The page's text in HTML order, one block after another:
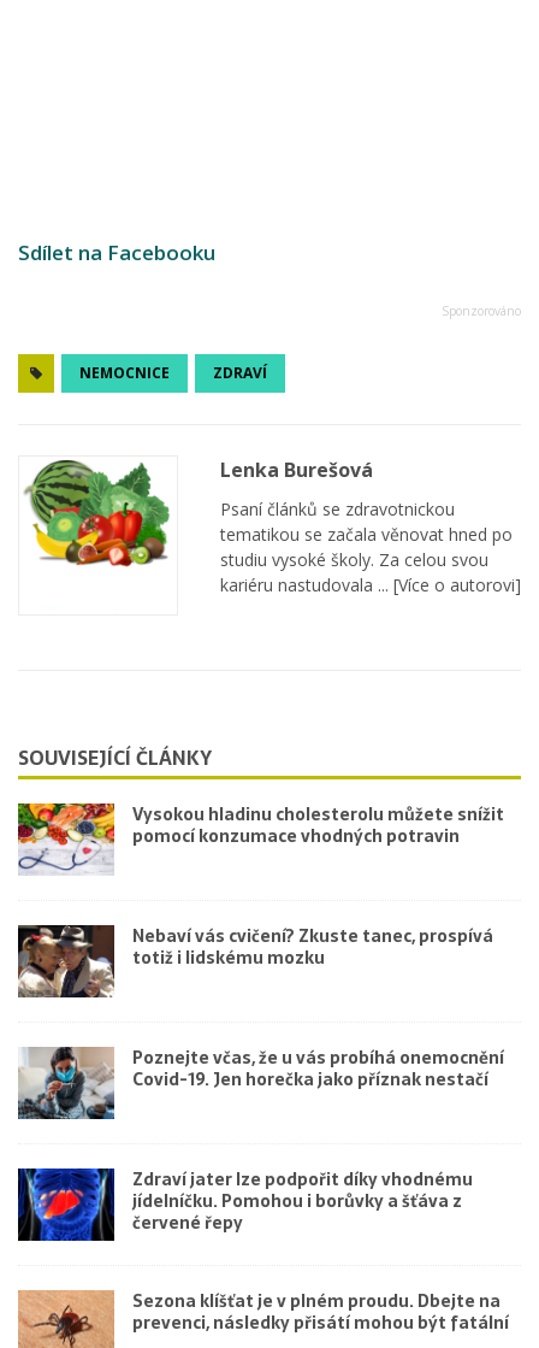
Sdílet na Facebooku
NEMOCNICE ZDRAVÍ
Lenka Burešová
Psaní článků se zdravotnickou
tematikou se začala věnovat hned po
studiu vysoké školy. Za celou svou
kariéru nastudovala ... [Více o autorovi]
SOUVISEJÍCÍ ČLÁNKY
Vysokou hladinu cholesterolu můžete snížit
pomocí konzumace vhodných potravin
Nebaví vás cvičení? Zkuste tanec, prospívá
totiž i lidskému mozku
Poznejte včas, že u vás probíhá onemocnění
Covid-19. Jen horečka jako příznak nestačí
Zdraví jater lze podpořit díky vhodnému
jídelníčku. Pomohou i borůvky a šťáva z
červené řepy
Sezona klíšťat je v plném proudu. Dbejte na
prevenci, následky přisátí mohou být fatální